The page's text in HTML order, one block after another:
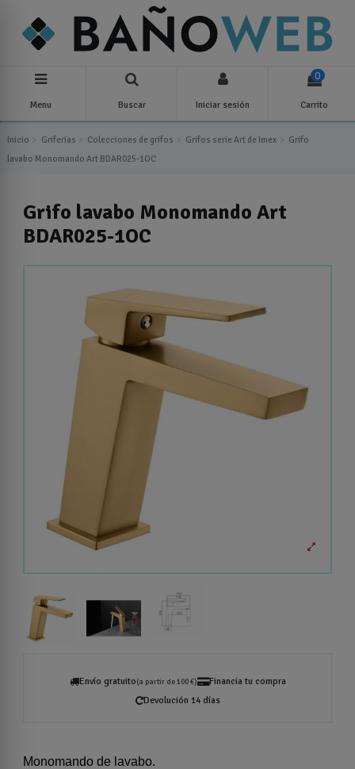
Menu Buscar Iniciar sesión
0
Carrito
Inicio Griferías Colecciones de grifos Grifos serie Art de Imex
Grifo
lavabo Monomando Art BDAR025-1OC
Grifo lavabo Monomando Art
BDAR025-1OC
Envío gratuito(a partir de 100 €)
Financia tu compra
Devolución 14 días
Monomando de lavabo.